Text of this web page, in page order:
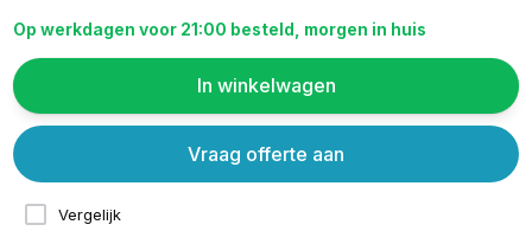
Op werkdagen voor 21:00 besteld, morgen in huis
In winkelwagen
Vergelijk
Vraag offerte aan